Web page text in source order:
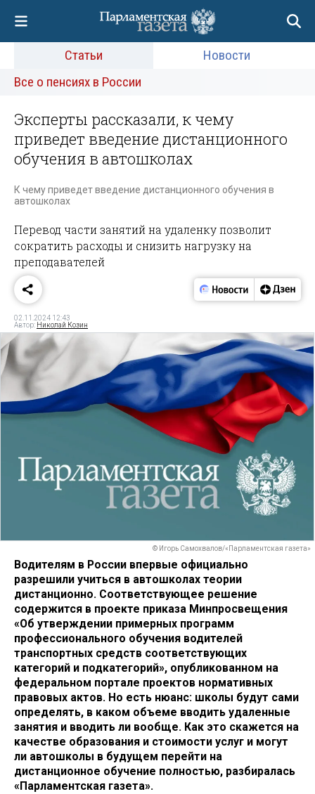
Статьи
Новости
Все о пенсиях в России
Эксперты рассказали, к чему
приведет введение дистанционного
обучения в автошколах
К чему приведет введение дистанционного обучения в
автошколах
Перевод части занятий на удаленку позволит
сократить расходы и снизить нагрузку на
преподавателей
02.11.2024 12:43
Автор: Николай Козин
© Игорь Самохвалов/«Парламентская газета»
Водителям в России впервые официально
разрешили учиться в автошколах теории
дистанционно. Соответствующее решение
содержится в проекте приказа Минпросвещения
«Об утверждении примерных программ
профессионального обучения водителей
транспортных средств соответствующих
категорий и подкатегорий», опубликованном на
федеральном портале проектов нормативных
правовых актов. Но есть нюанс: школы будут сами
определять, в каком объеме вводить удаленные
занятия и вводить ли вообще. Как это скажется на
качестве образования и стоимости услуг и могут
ли автошколы в будущем перейти на
дистанционное обучение полностью, разбиралась
«Парламентская газета».